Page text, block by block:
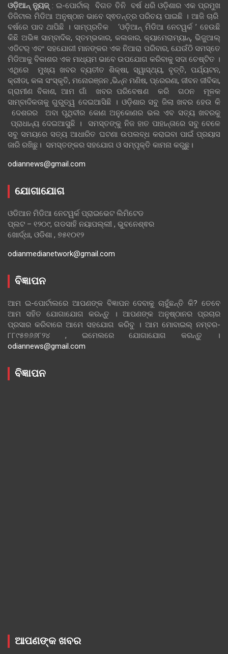
ଓଡ଼ିଆନ୍‍ ନ୍ୟୁଜ୍‍: ଇ-ପୋର୍ଟାଲ୍ ବିଗତ ତିନି ବର୍ଷ ଧରି ଓଡ଼ିଶାର ଏକ ପ୍ରମୁଖ
ଡିଜିଟାଲ ମିଡିଆ ଅନୁଷ୍ଠାନ ଭାବେ ସ୍ଵତନ୍ତ୍ର ପରିଚୟ ପାଇଛି । ଆଜି ଚାରି
ବର୍ଷରେ ପାଦ ଥାପିଛି । ସାମ୍ପ୍ରତିକ ‘ଓଡ଼ିଆନ୍‍ ମିଡିଆ ନେଟୱର୍କ ’ ହେଉଛି
କିଛି ଅଭିଜ୍ଞ ସାମ୍ବାଦିକ, ସ୍ତମ୍ଭକାର, କଳାକାର, କ୍ୟାମେରାମ୍ୟାନ୍, ଭିଜୁଆଲ୍
ଏଡିଟର୍ ଏବଂ ସହଯୋଗୀ ମାନଙ୍କର ଏକ ନିଆରା ପରିବାର, ଯେଉଁଠି ସମସ୍ତେ
ମିଡିଆକୁ ବିକାଶର ଏକ ମାଧ୍ୟମ ଭାବେ ଉପଯୋଗ କରିବାକୁ ସଦା ଚେଷ୍ଟିତ ।
ଏଥିରେ ମୁଖ୍ୟ ଖବର ବ୍ୟତୀତ ଶିକ୍ଷା, ସ୍ୱାସ୍ଥ୍ୟ, ବୃତ୍ତି, ପର୍ଯ୍ୟଟନ,
କ୍ରୀଡା, କଳା ସଂସ୍କୃତି, ମନୋରଞ୍ଜନ ,ଭିନ୍ନ ମଣିଷ, ପ୍ରେରଣା, ଜୀବନ ଜୀବିକା,
ଗ୍ରାମୀଣ ବିକାଶ, ଆମ ଗାଁ ଖବର ପରିବେଷଣ କରି ଗଠନ ମୂଳକ
ସାମ୍ବାଦିକତାକୁ ଗୁରୁତ୍ୱ ଦେଇଆସିଛି । ଓଡ଼ିଶାର ସବୁ ଜିଲା ଖବର ହେଉ କି
ଦେଶରର ଅବା ପୃଥିବୀର କୋଣ ଅନୁକୋଣର ଭଲ ଏବ ସତ୍ୟ ଖବରକୁ
ପ୍ରାଧାନ୍ୟ ଦେଇଆସୁଛି । ସମସ୍ତଙ୍କୁ ନିଜ ହାତ ପାହାନ୍ତାରେ ସବୁ ବେଳେ
ସବୁ ସମୟରେ ସତ୍ୟ ଆଧାରିତ ଘଟଣା ଉପଲବ୍ଧ କରାଇବା ପାଇଁ ପ୍ରୟାସ
ଜାରି ରଖିଛୁ। ସମସ୍ତଙ୍କର ସହଯୋଗ ଓ ସମ୍ପୃକ୍ତି କାମନା କରୁଛୁ।
odiannews@gmail.com
ଯୋଗାଯୋଗ
ଓଡିଆନ ମିଡିଆ ନେଟୱର୍କ ପ୍ରାଇଭେଟ ଲିମିଟେଡ
ପ୍ଲଟ – ୧୨୦୯, ଗଡସାହି ନୟାପଲ୍ଲୀ , ଭୁବନେଶ୍ଵର
ଖୋର୍ଦ୍ଧା, ଓଡିଶା , ୭୫୧୦୧୨
odianmedianetwork@gmail.com
ବିଜ୍ଞାପନ
ଆମ ଇ-ପୋର୍ଟାଲରେ ଆପଣଙ୍କ ବିଜ୍ଞାପନ ଦେବାକୁ ଚାହୁଁଛନ୍ତି କି? ତେବେ
ଆମ ସହିତ ଯୋଗାଯୋଗ କରନ୍ତୁ । ଆପଣଙ୍କ ଅନୁଷ୍ଠାନର ପ୍ରଚାର
ପ୍ରସାର କରିବାରେ ଆମେ ସହଯୋଗ କରିବୁ । ଆମ ମୋବାଇଲ୍ ନମ୍ବର-
୮୮୯୫୭୬୬୮୨୪ , ଇମେଲରେ ଯୋଗାଯୋଗ କରନ୍ତୁ ।
odiannews@gmail.com
ବିଜ୍ଞାପନ
ଆପଣଙ୍କ ଖବର